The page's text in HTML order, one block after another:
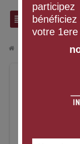
view_headline
VÊTEMENTS ET
votre